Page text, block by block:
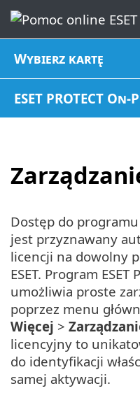
Wybierz kartę
ESET PROTECT
Dostęp do programu
jest przyznawany
licencji na dowolny
ESET. Program ESET
umożliwia proste
poprzez menu
Więcej >
licencyjny to
do identyfikacji
samej aktywacji.